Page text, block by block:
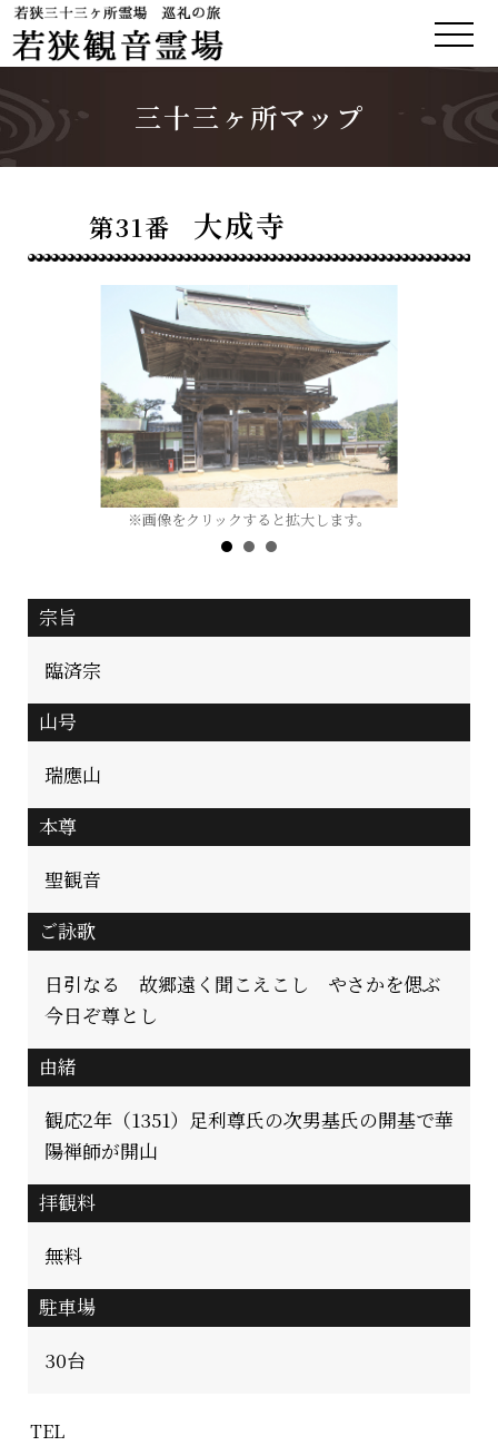
三十三ヶ所マップ
第31番 大成寺
※画像をクリックすると拡大します。
宗旨
臨済宗
山号
瑞應山
本尊
聖観音
ご詠歌
日引なる 故郷遠く聞こえこし やさかを偲ぶ
今日ぞ尊とし
由緒
観応2年（1351）足利尊氏の次男基氏の開基で華
陽禅師が開山
拝観料
無料
駐車場
30台
TEL